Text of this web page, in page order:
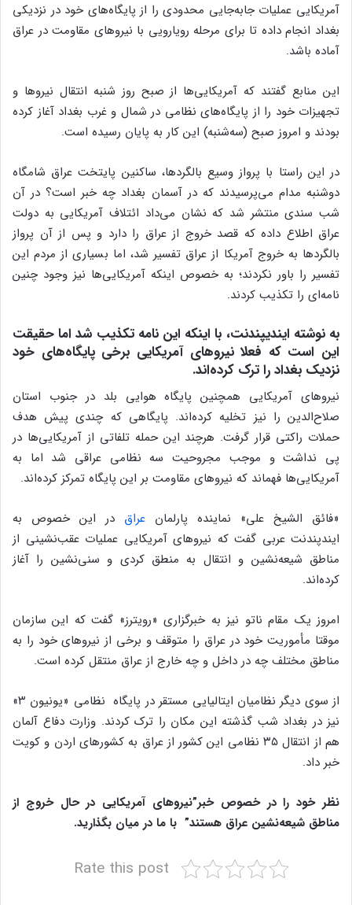
آمریکایی عملیات جابه‌جایی محدودی را از پایگاه‌های خود در نزدیکی
بغداد انجام داده تا برای مرحله رویارویی با نیروهای مقاومت در عراق
آماده باشد.
این منابع گفتند که آمریکایی‌ها از صبح روز شنبه انتقال نیروها و
تجهیزات خود را از پایگاه‌های نظامی در شمال و غرب بغداد آغاز کرده
بودند و امروز صبح (سه‌شنبه) این کار به پایان رسیده است.
در این راستا با پرواز وسیع بالگردها، ساکنین پایتخت عراق شامگاه
دوشنبه مدام می‌پرسیدند که در آسمان بغداد چه خبر است؟ در آن
شب سندی منتشر شد که نشان می‌داد ائتلاف آمریکایی به دولت
عراق اطلاع داده که قصد خروج از عراق را دارد و پس از آن پرواز
بالگردها به خروج آمریکا از عراق تفسیر شد، اما بسیاری از مردم این
تفسیر را باور نکردند؛ به خصوص اینکه آمریکایی‌ها نیز وجود چنین
نامه‌ای را تکذیب کردند.
به نوشته ایندیپندنت، با اینکه این نامه تکذیب شد اما حقیقت
این است که فعلا نیروهای آمریکایی برخی پایگاه‌های خود
نزدیک بغداد را ترک کرده‌اند.
نیروهای آمریکایی همچنین پایگاه هوایی بلد در جنوب استان
صلاح‌الدین را نیز تخلیه کرده‌‌اند. پایگاهی که چندی پیش هدف
حملات راکتی قرار گرفت. هرچند این حمله تلفاتی از آمریکایی‌ها در
پی نداشت و موجب مجروحیت سه نظامی عراقی شد اما به
آمریکایی‌ها فهماند که نیروهای مقاومت بر این پایگاه تمرکز کرده‌اند.
«فائق الشیخ علی» نماینده پارلمان عراق در این خصوص به
ایندپندنت عربی گفت که نیروهای آمریکایی عملیات عقب‌نشینی از
مناطق شیعه‌نشین و انتقال به منطق کردی و سنی‌نشین را آغاز
کرده‌اند.
امروز یک مقام ناتو نیز به خبرگزاری «رویترز» گفت که این سازمان
موقتا مأموریت خود در عراق را متوقف و برخی از نیروهای خود را به
مناطق مختلف چه در داخل و چه خارج از عراق منتقل کرده‌ است.
از سوی دیگر نظامیان ایتالیایی مستقر در پایگاه نظامی «یونیون ۳»
نیز در بغداد شب گذشته این مکان را ترک کردند. وزارت دفاع آلمان
هم از انتقال ۳۵ نظامی این کشور از عراق به کشورهای اردن و کویت
خبر داد.
نظر خود را در خصوص خبر”نیروهای آمریکایی در حال خروج از
مناطق شیعه‌نشین عراق هستند” با ما در میان بگذارید.
Rate this post